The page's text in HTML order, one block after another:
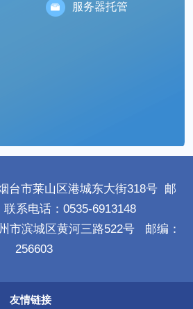
服务器托管
台市莱山区港城东大街318号
邮
联系电话：0535-6913148
市滨城区黄河三路522号
邮编：
256603
友情链接